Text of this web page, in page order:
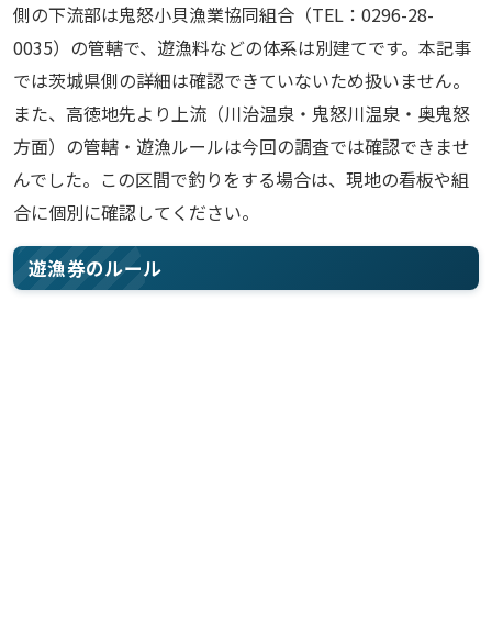
側の下流部は鬼怒小貝漁業協同組合（TEL：0296-28-
0035）の管轄で、遊漁料などの体系は別建てです。本記事
では茨城県側の詳細は確認できていないため扱いません。
また、高徳地先より上流（川治温泉・鬼怒川温泉・奥鬼怒
方面）の管轄・遊漁ルールは今回の調査では確認できませ
んでした。この区間で釣りをする場合は、現地の看板や組
合に個別に確認してください。
遊漁券のルール